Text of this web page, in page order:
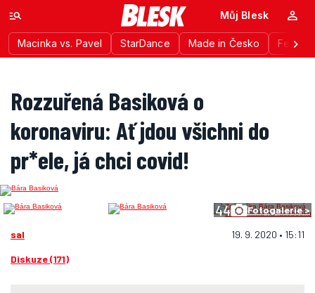
Macinka vs. Pavel StarDance Made in Česko
Můj Blesk
Rozzuřená Basiková o
koronaviru: Ať jdou všichni do
pr*ele, já chci covid!
44 Fotogalerie >
sal 19. 9. 2020 • 15:11
Diskuze (171)